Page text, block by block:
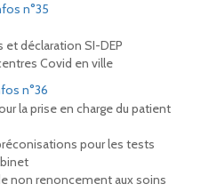
n°35
et déclaration SI-DEP
Covid en ville
n°36
la prise en charge du patient
pour les tests
non renoncement aux soins